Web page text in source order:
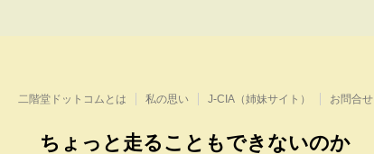
二階堂ドットコムとは 私の思い J-CIA（姉妹サイト） お問合せ
ちょっと走ることもできないのか